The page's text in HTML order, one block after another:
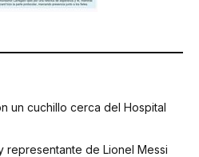
un cuchillo cerca del Hospital
representante de Lionel Messi